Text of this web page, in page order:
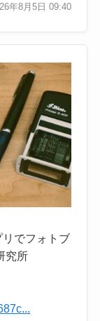
年8月5日 09:40
でフォトブ
究所